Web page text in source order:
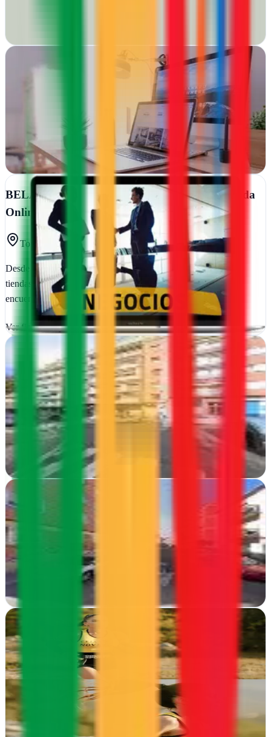
Ver ficha
BASQUENET, S.L.
Diseño web en Portugalet que convierte ideas en sitios funcionales
y atractivos para tu negocio
Ver fichacompleta
BELAWEB - Diseño Páginas Web - Diseño Tienda
Online - SEO
Tortosa, Tarragona
Desde Tortosa transformamos tu presencia online con webs y
tiendas que venden. SEO integrado para que tus clientes te
encuentren
Ver fichacompleta
Borja Barrado
Donostia-San Sebastián, Guipúzcoa
Diseño web a medida en Donostia que convierte visitantes en
clientes, con soluciones personalizadas y atención directa de Borja
Barrado
Ver ficha completa
Carlosvimar.com Diseño Web en Zamora
Zamora
En Zamora, diseña webs que convierten visitantes en clientes con
un toque personal y resultado garantizado
Ver ficha
Comboi Agencia Creativa
La Mata de Morella, Castellón
Diseño web a medida en La Mata de Morella. Comboi Agencia
Creativa transforma ideas en sitios que conectan con tu audiencia y
generan resultados reales